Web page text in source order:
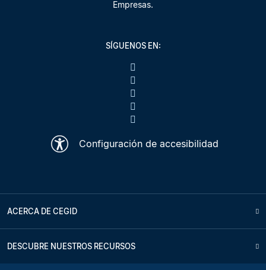
Empresas.
SÍGUENOS EN:
Configuración de accesibilidad
ACERCA DE CEGID
DESCUBRE NUESTROS RECURSOS